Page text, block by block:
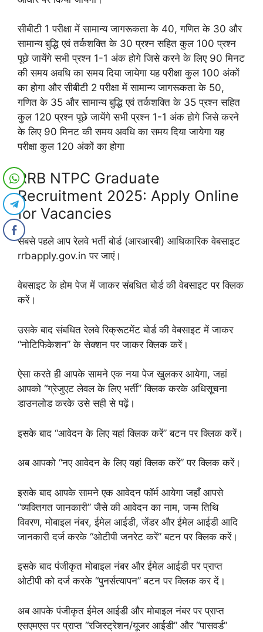
सीबीटी 1 परीक्षा में सामान्य जागरूकता के 40, गणित के 30 और
सामान्य बुद्धि एवं तर्कशक्ति के 30 प्रश्न सहित कुल 100 प्रश्न
पूछे जायेंगे सभी प्रश्न 1-1 अंक होगे जिसे करने के लिए 90 मिनट
की समय अवधि का समय दिया जायेगा यह परीक्षा कुल 100 अंकों
का होगा और सीबीटी 2 परीक्षा में सामान्य जागरूकता के 50,
गणित के 35 और सामान्य बुद्धि एवं तर्कशक्ति के 35 प्रश्न सहित
कुल 120 प्रश्न पूछे जायेंगे सभी प्रश्न 1-1 अंक होगे जिसे करने
के लिए 90 मिनट की समय अवधि का समय दिया जायेगा यह
परीक्षा कुल 120 अंकों का होगा
RRB NTPC Graduate
Recruitment 2025: Apply Online
for Vacancies
सबसे पहले आप रेलवे भर्ती बोर्ड (आरआरबी) आधिकारिक वेबसाइट
rrbapply.gov.in पर जाएं।
वेबसाइट के होम पेज में जाकर संबधित बोर्ड की वेबसाइट पर क्लिक
करें।
उसके बाद संबधित रेलवे रिक्रूटमेंट बोर्ड की वेबसाइट में जाकर
“नोटिफिकेशन” के सेक्शन पर जाकर क्लिक करें।
ऐसा करते ही आपके सामने एक नया पेज खुलकर आयेगा, जहां
आपको “ग्रेजुएट लेवल के लिए भर्ती” क्लिक करके अधिसूचना
डाउनलोड करके उसे सही से पढ़ें।
इसके बाद “आवेदन के लिए यहां क्लिक करें” बटन पर क्लिक करें।
अब आपको “नए आवेदन के लिए यहां क्लिक करें” पर क्लिक करें।
इसके बाद आपके सामने एक आवेदन फॉर्म आयेगा जहाँ आपसे
“व्यक्तिगत जानकारी” जैसे की आवेदन का नाम, जन्म तिथि
विवरण, मोबाइल नंबर, ईमेल आईडी, जेंडर और ईमेल आईडी आदि
जानकारी दर्ज करके “ओटीपी जनरेट करें” बटन पर क्लिक करें।
इसके बाद पंजीकृत मोबाइल नंबर और ईमेल आईडी पर प्राप्त
ओटीपी को दर्ज करके “पुनर्सत्यापन” बटन पर क्लिक कर दें।
अब आपके पंजीकृत ईमेल आईडी और मोबाइल नंबर पर प्राप्त
एसएमएस पर प्राप्त “रजिस्ट्रेशन/यूजर आईडी” और “पासवर्ड”